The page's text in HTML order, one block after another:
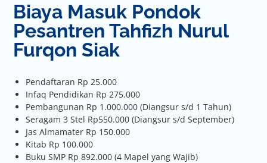
Biaya Masuk Pondok
Pesantren Tahfizh Nurul
Furqon Siak
Pendaftaran Rp 25.000
Infaq Pendidikan Rp 275.000
Pembangunan Rp 1.000.000 (Diangsur s/d 1 Tahun)
Seragam 3 Stel Rp550.000 (Diangsur s/d September)
Jas Almamater Rp 150.000
Kitab Rp 100.000
Buku SMP Rp 892.000 (4 Mapel yang Wajib)